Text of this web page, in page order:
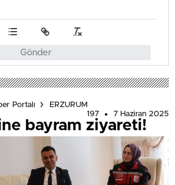
Gönder
Portalı
ERZURUM
197
7 Haziran 2025
bayram ziyareti!